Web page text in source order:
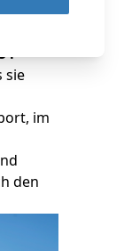
sie
im
den